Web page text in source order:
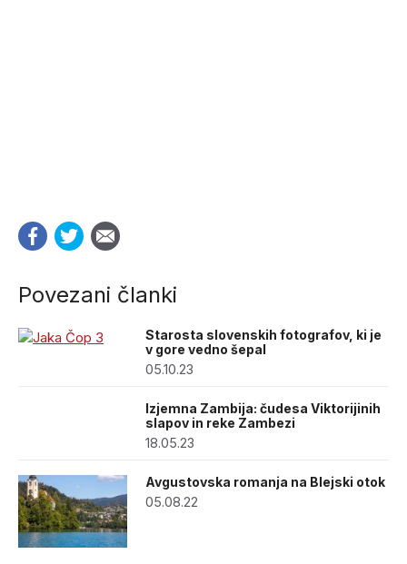
Povezani članki
Starosta slovenskih fotografov, ki je
v gore vedno šepal
05.10.23
Izjemna Zambija: čudesa Viktorijinih
slapov in reke Zambezi
18.05.23
Avgustovska romanja na Blejski otok
05.08.22